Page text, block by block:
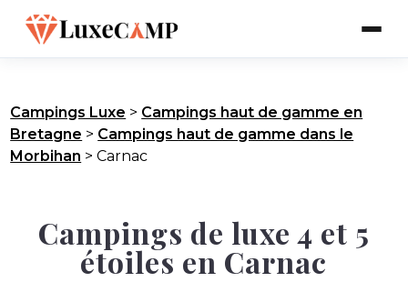
Campings Luxe > Campings haut de gamme en
Bretagne > Campings haut de gamme dans le
Morbihan >Carnac
Campings de luxe 4 et 5
étoiles en Carnac